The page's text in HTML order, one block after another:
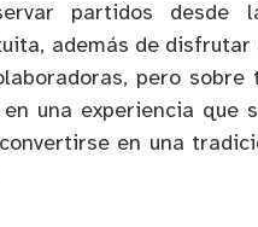
partidos desde
además de
pero
una experiencia que
en una